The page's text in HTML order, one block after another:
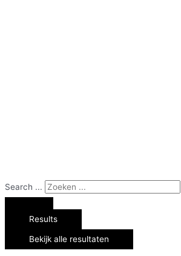
Search ...
Results
Bekijk alle resultaten